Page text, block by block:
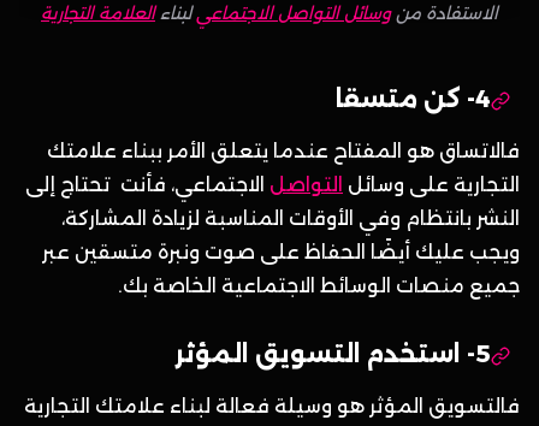
الاستفادة منوسائل التواصل الاجتماعيلبناءالعلامة التجارية
4- كن متسقا
فالاتساق هو المفتاح عندما يتعلق الأمر ببناء علامتك
التجارية على وسائل التواصل الاجتماعي، فأنت تحتاج إلى
النشر بانتظام وفي الأوقات المناسبة لزيادة المشاركة،
ويجب عليك أيضًا الحفاظ على صوت ونبرة متسقين عبر
جميع منصات الوسائط الاجتماعية الخاصة بك.
5- استخدم التسويق المؤثر
فالتسويق المؤثر هو وسيلة فعالة لبناء علامتك التجارية